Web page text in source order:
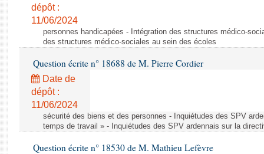
dépôt :
11/06/2024
personnes handicapées - Intégration des structures médico-
des structures médico-sociales au sein des écoles
Question écrite n° 18688 de M. Pierre Cordier
Date de
dépôt :
11/06/2024
sécurité des biens et des personnes - Inquiétudes des SPV
temps de travail » - Inquiétudes des SPV ardennais sur la
Question écrite n° 18530 de M. Mathieu Lefèvre